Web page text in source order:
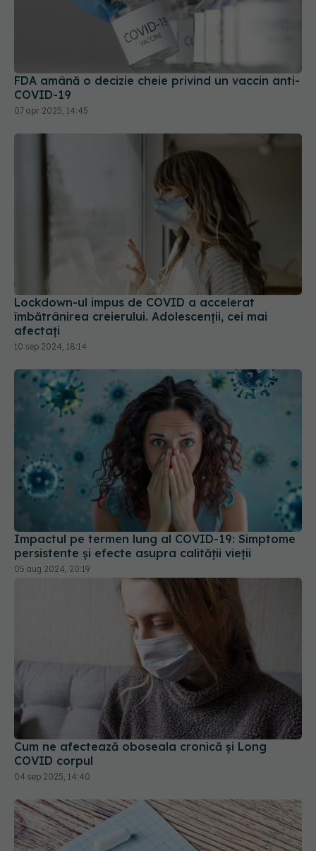
FDA amână o decizie cheie privind un vaccin anti-
COVID-19
07 apr 2025, 14:45
Lockdown-ul impus de COVID a accelerat
îmbătrânirea creierului. Adolescenții, cei mai
afectați
10 sep 2024, 18:14
Impactul pe termen lung al COVID-19: Simptome
persistente și efecte asupra calității vieții
05 aug 2024, 20:19
Cum ne afectează oboseala cronică și Long
COVID corpul
04 sep 2025, 14:40